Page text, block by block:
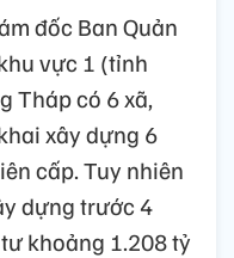
đốc Ban Quản
vực 1 (tỉnh
Tháp có 6 xã,
xây dựng 6
cấp. Tuy nhiên
dựng trước 4
khoảng 1.208 tỷ